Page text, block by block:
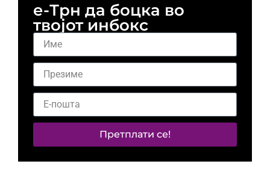
е-Трн да боцка во
твојот инбокс
Претплати се!